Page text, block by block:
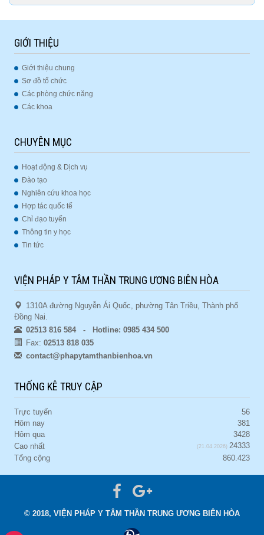
GIỚI THIỆU
Giới thiệu chung
Sơ đồ tổ chức
Các phòng chức năng
Các khoa
CHUYÊN MỤC
Hoạt động & Dịch vụ
Đào tạo
Nghiên cứu khoa học
Hợp tác quốc tế
Chỉ đạo tuyến
Thông tin y học
Tin tức
VIỆN PHÁP Y TÂM THẦN TRUNG ƯƠNG BIÊN HÒA
1310A đường Nguyễn Ái Quốc, phường Tân Triều, Thành phố
Đồng Nai.
02513 816 584 - Hotline: 0985 434 500
Fax: 02513 818 035
contact@phapytamthanbienhoa.vn
THỐNG KÊ TRUY CẬP
Trực tuyến
56
Hôm nay
381
Hôm qua
3428
Cao nhất
(21.04.2026) 24333
Tổng cộng
860.423
© 2018, VIỆN PHÁP Y TÂM THẦN TRUNG ƯƠNG BIÊN HÒA